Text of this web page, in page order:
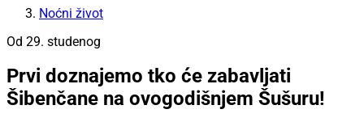
Noćni život
Od 29. studenog
Prvi doznajemo tko će zabavljati
Šibenčane na ovogodišnjem Šušuru!